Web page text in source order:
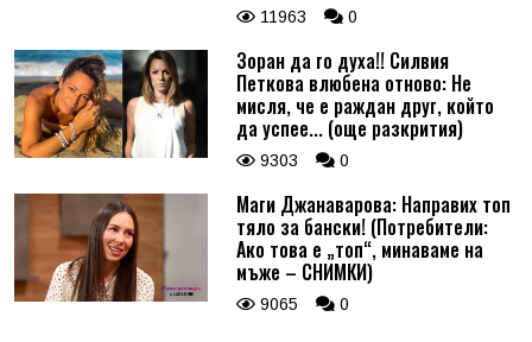
11963 0
Зоран да го духа!! Силвия
Петкова влюбена отново: Не
мисля, че е раждан друг, който
да успее... (още разкрития)
9303 0
Маги Джанаварова: Направих топ
тяло за бански! (Потребители:
Ако това е „топ“, минаваме на
мъже – СНИМКИ)
9065 0